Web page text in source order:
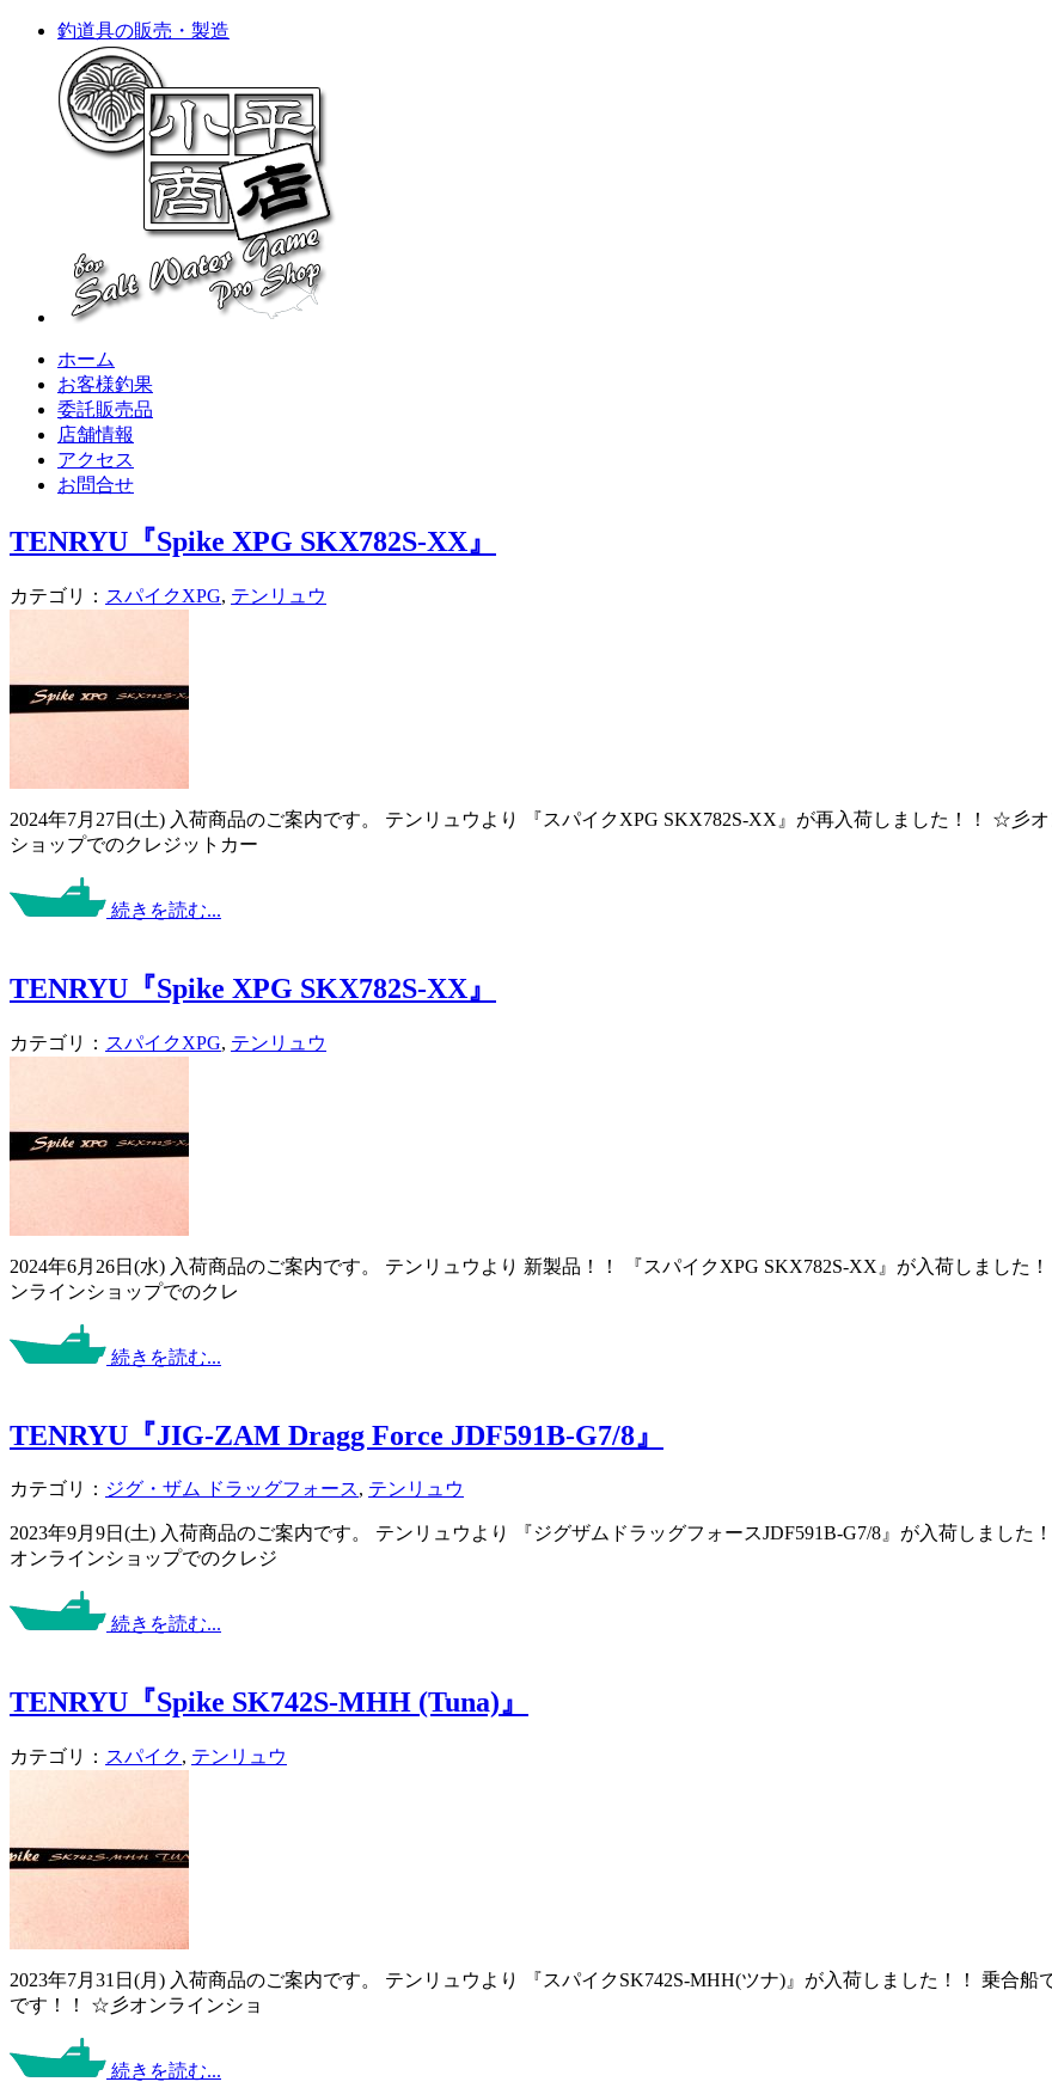
釣道具の販売・製造
ホーム
お客様釣果
委託販売品
店舗情報
アクセス
お問合せ
TENRYU『Spike XPG SKX782S-XX』
カテゴリ： スパイクXPG, テンリュウ
2024年7月27日(土) 入荷商品のご案内です。 テンリュウより 『スパイクXPG SKX782S-XX』が再入荷しました！！ ☆彡
ショップでのクレジットカー
続きを読む...
TENRYU『Spike XPG SKX782S-XX』
カテゴリ： スパイクXPG, テンリュウ
2024年6月26日(水) 入荷商品のご案内です。 テンリュウより 新製品！！ 『スパイクXPG SKX782S-XX』が入荷しまし
ンラインショップでのクレ
続きを読む...
TENRYU『JIG-ZAM Dragg Force JDF591B-G7/8』
カテゴリ： ジグ・ザム ドラッグフォース, テンリュウ
2023年9月9日(土) 入荷商品のご案内です。 テンリュウより 『ジグザムドラッグフォースJDF591B-G7/8』が入荷しまし
オンラインショップでのクレジ
続きを読む...
TENRYU『Spike SK742S-MHH (Tuna)』
カテゴリ： スパイク, テンリュウ
2023年7月31日(月) 入荷商品のご案内です。 テンリュウより 『スパイクSK742S-MHH(ツナ)』が入荷しました！！ 乗合
です！！ ☆彡オンラインショ
続きを読む...